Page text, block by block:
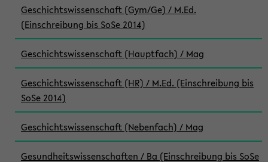
Geschichtswissenschaft (Gym/Ge) / M.Ed.
(Einschreibung bis SoSe 2014)
Geschichtswissenschaft (Hauptfach) / Mag
Geschichtswissenschaft (HR) / M.Ed. (Einschreibung bis
SoSe 2014)
Geschichtswissenschaft (Nebenfach) / Mag
Gesundheitswissenschaften / Ba (Einschreibung bis SoSe